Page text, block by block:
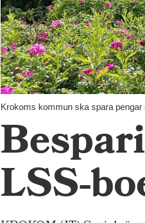
Krokoms kommun ska spara pengar
LSS-